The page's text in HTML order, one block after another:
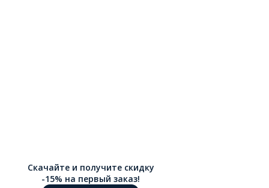
Скачайте и получите скидку
-15% на первый заказ!